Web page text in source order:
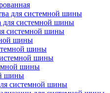
для системной шины
системной шины
шины
шины
шины
шины
шины
системной шины